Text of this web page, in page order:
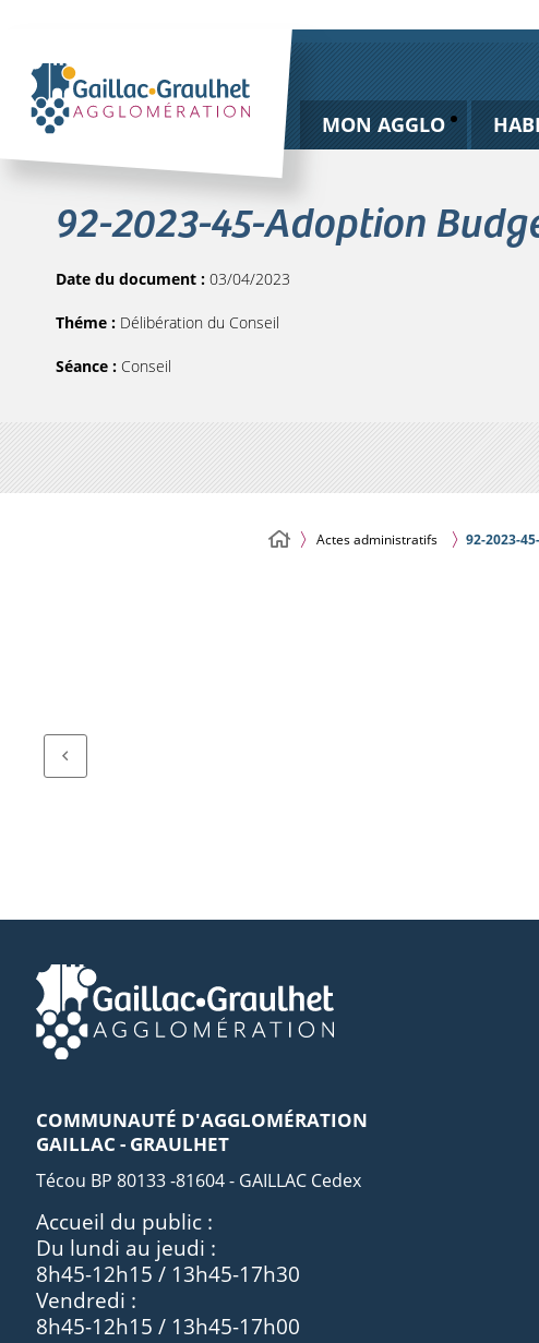
MON AGGLO
92-2023-45-Adoption
Date du document : 03/04/2023
Théme : Délibération du Conseil
Séance : Conseil
Actes administratifs 92-2023-
COMMUNAUTÉ D'AGGLOMÉRATION
GAILLAC - GRAULHET
Técou BP 80133 -81604 - GAILLAC Cedex
Accueil du public :
Du lundi au jeudi :
8h45-12h15 / 13h45-17h30
Vendredi :
8h45-12h15 / 13h45-17h00